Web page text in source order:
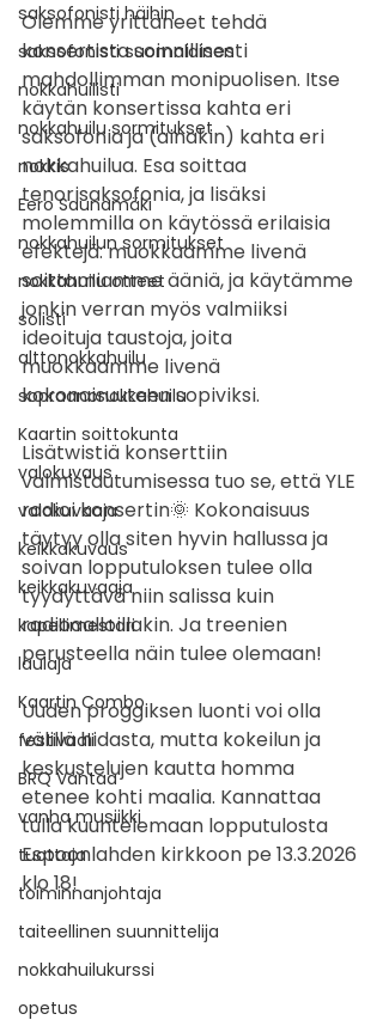
saksofonisti häihin
saksofonisti suomalainen
nokkahuilisti
nokkahuilu sormitukset
nokkis
Eero Saunamäki
nokkahuilun sormitukset
nokkahuilu otteet
solisti
alttonokkahuilu
sopraanonokkahuilu
Kaartin soittokunta
valokuvaus
valokuvaaja
keikkakuvaus
keikkakuvaaja
kapellimestari
laulaja
Kaartin Combo
festivaali
BRQ Vantaa
vanha musiikki
tuottaja
toiminnanjohtaja
taiteellinen suunnittelija
nokkahuilukurssi
opetus
Olemme yrittäneet tehdä
konsertista soinnillisesti
mahdollimman monipuolisen. Itse
käytän konsertissa kahta eri
saksofonia ja (ainakin) kahta eri
nokkahuilua. Esa soittaa
tenorisaksofonia, ja lisäksi
molemmilla on käytössä erilaisia
efektejä: muokkaamme livenä
soittamiamme ääniä, ja käytämme
jonkin verran myös valmiiksi
ideoituja taustoja, joita
muokkaamme livenä
kokonaisuuteen sopiviksi.
Lisätwistiä konserttiin
valmistautumisessa tuo se, että YLE
radioi konsertin🌞 Kokonaisuus
täytyy olla siten hyvin hallussa ja
soivan lopputuloksen tulee olla
tyydyttävä niin salissa kuin
radioaalloillakin. Ja treenien
perusteella näin tulee olemaan!
Uuden proggiksen luonti voi olla
välillä hidasta, mutta kokeilun ja
keskustelujen kautta homma
etenee kohti maalia. Kannattaa
tulla kuuntelemaan lopputulosta
Espoonlahden kirkkoon pe 13.3.2026
klo 18!